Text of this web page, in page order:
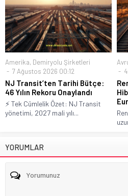
Amerika, Demiryolu Şirketleri
7 Ağustos 2026 00:12
NJ Transit’ten Tarihi Bütçe:
46 Yılın Rekoru Onaylandı
⚡ Tek Cümlelik Özet: NJ Transit
yönetimi, 2027 mali yılı...
YORUMLAR